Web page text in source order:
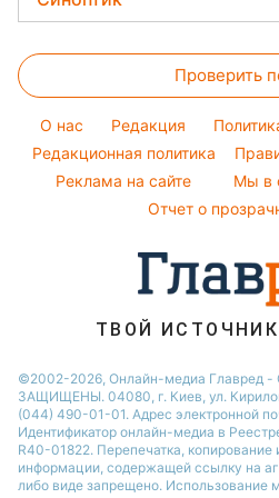
Новости Днепра
Ольга Сумская
Филипп Киркоров
Елена Зеленская
Ани Лорак
Кейт Миддлтон
Алла Пугачева
Праздничное меню
Авто
Стирка
Комнатные растения
Денежная помощь
Курс валют
Магнитные бури
Погода на сегодня
Погода на завтра
Пылевая буря
Проверить
O нас Редакция
Редакционная политика
Реклама на сайте
Мы в
Отчет о
ТВОЙ
©2002-2026, Онлайн-медиа Главред -
ЗАЩИЩЕНЫ. 04080, г. Киев, ул.
(044) 490-01-01. Адрес электронной
Идентификатор онлайн-медиа в
R40-01822. Перепечатка, копирование
информации, содержащей ссылку на
либо виде запрещено. Использование